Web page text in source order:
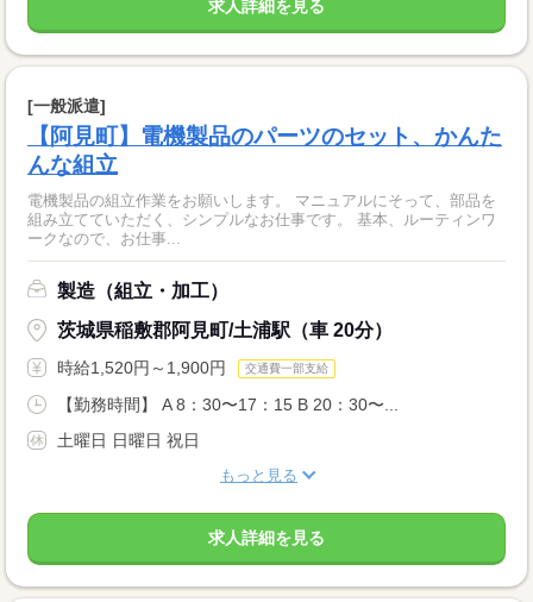
求人詳細を見る
[一般派遣]
【阿見町】電機製品のパーツのセット、かんた
んな組立
電機製品の組立作業をお願いします。 マニュアルにそって、部品を
組み立てていただく、シンプルなお仕事です。 基本、ルーティンワ
ークなので、お仕事...
製造（組立・加工）
茨城県稲敷郡阿見町/土浦駅（車 20分）
時給1,520円～1,900円 交通費一部支給
【勤務時間】 A 8：30〜17：15 B 20：30〜...
土曜日 日曜日 祝日
もっと見る
求人詳細を見る